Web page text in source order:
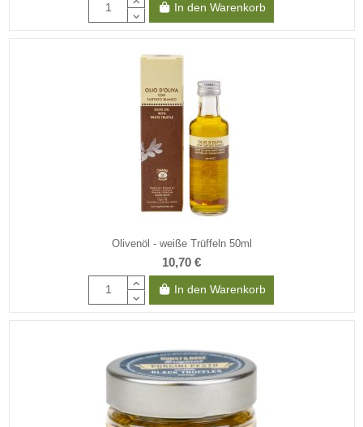
In den Warenkorb
Olivenöl - weiße Trüffeln 50ml
10,70 €
In den Warenkorb